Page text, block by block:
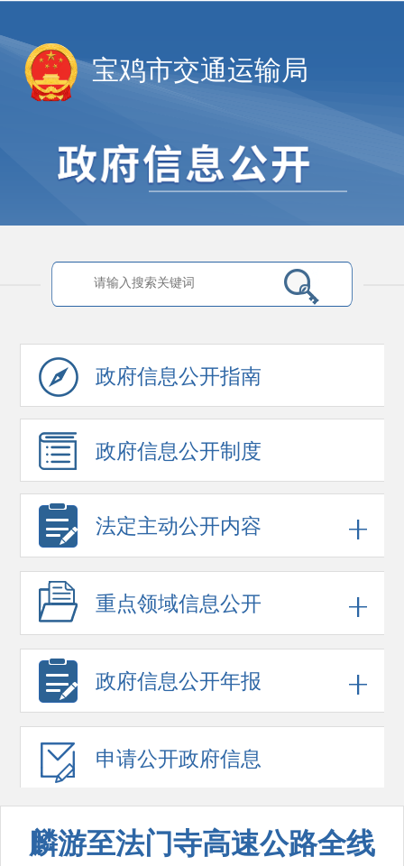
宝鸡市交通运输局
政府信息公开指南
政府信息公开制度
法定主动公开内容
重点领域信息公开
政府信息公开年报
申请公开政府信息
麟游至法门寺高速公路全线